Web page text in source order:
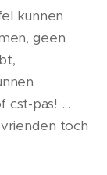
kunnen
geen
pas! ...
toch